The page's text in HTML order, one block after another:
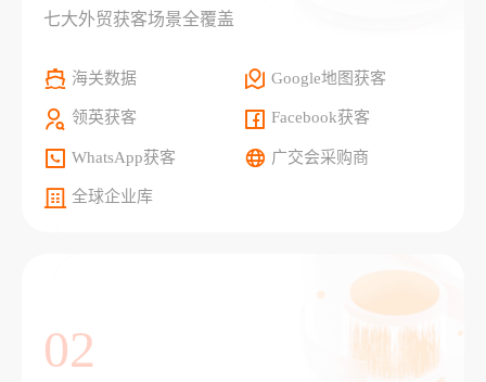
七大外贸获客场景全覆盖
海关数据 Google地图获客
领英获客 Facebook获客
WhatsApp获客 广交会采购商
全球企业库
02